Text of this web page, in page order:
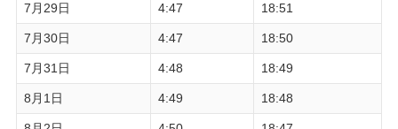
7月29日 4:47 18:51
7月30日 4:47 18:50
7月31日 4:48 18:49
8月1日 4:49 18:48